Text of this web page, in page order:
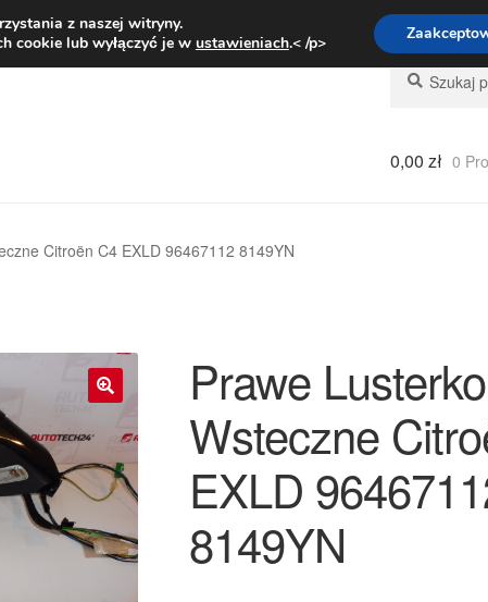
Pn.-pt. 9:00-16:00800 003
Szukaj:
Szukaj
0,00 zł 0
Citroën C4 EXLD 96467112 8149YN
Prawe Lusterko
Wsteczne
EXLD
8149YN
z naszej witryny.
cookie lub wyłączyć je w ustawieniach.< /p>